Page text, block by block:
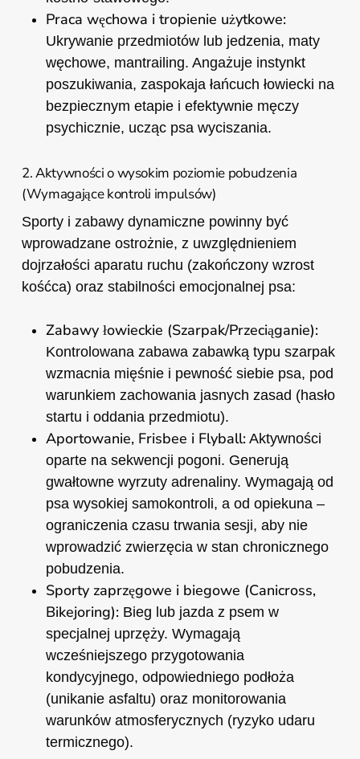
Praca węchowa i tropienie użytkowe:
Ukrywanie przedmiotów lub jedzenia, maty
węchowe, mantrailing. Angażuje instynkt
poszukiwania, zaspokaja łańcuch łowiecki na
bezpiecznym etapie i efektywnie męczy
psychicznie, ucząc psa wyciszania.
2. Aktywności o wysokim poziomie pobudzenia
(Wymagające kontroli impulsów)
Sporty i zabawy dynamiczne powinny być
wprowadzane ostrożnie, z uwzględnieniem
dojrzałości aparatu ruchu (zakończony wzrost
kośćca) oraz stabilności emocjonalnej psa:
Zabawy łowieckie (Szarpak/Przeciąganie):
Kontrolowana zabawa zabawką typu szarpak
wzmacnia mięśnie i pewność siebie psa, pod
warunkiem zachowania jasnych zasad (hasło
startu i oddania przedmiotu).
Aportowanie, Frisbee i Flyball:Aktywności
oparte na sekwencji pogoni. Generują
gwałtowne wyrzuty adrenaliny. Wymagają od
psa wysokiej samokontroli, a od opiekuna –
ograniczenia czasu trwania sesji, aby nie
wprowadzić zwierzęcia w stan chronicznego
pobudzenia.
Sporty zaprzęgowe i biegowe (Canicross,
Bikejoring):Bieg lub jazda z psem w
specjalnej uprzęży. Wymagają
wcześniejszego przygotowania
kondycyjnego, odpowiedniego podłoża
(unikanie asfaltu) oraz monitorowania
warunków atmosferycznych (ryzyko udaru
termicznego).